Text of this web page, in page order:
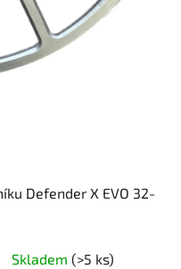
Defender X EVO 32-
Skladem (>5 ks)